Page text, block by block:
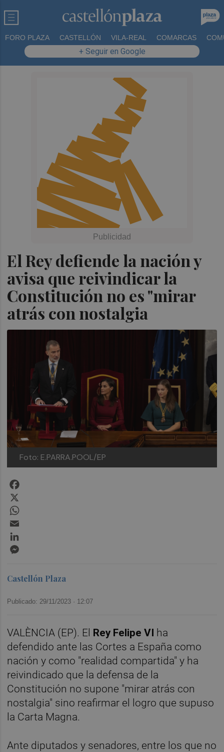
FORO PLAZA CASTELLÓN VILA-REAL COMARCAS
+ Seguir en Google
El Rey defiende la nación y
avisa que reivindicar la
Constitución no es "mirar
atrás con nostalgia
Foto: E.PARRA.POOL/EP
Castellón Plaza
Publicado: 29/11/2023 · 12:07
VALÈNCIA (EP). El Rey Felipe VI ha
defendido ante las Cortes a España como
nación y como "realidad compartida" y ha
reivindicado que la defensa de la
Constitución no supone "mirar atrás con
nostalgia" sino reafirmar el logro que supuso
la Carta Magna.
Ante diputados y senadores, entre los que no